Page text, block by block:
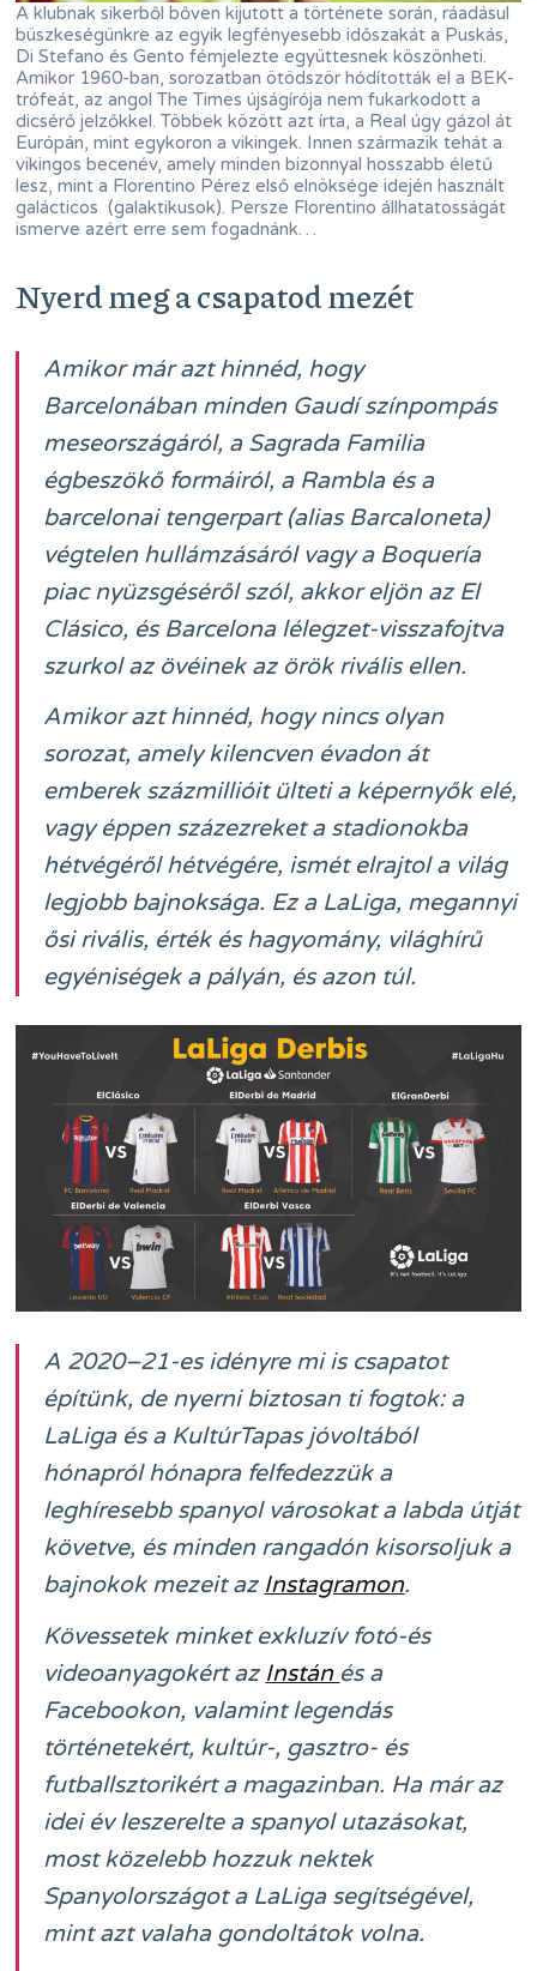
A klubnak sikerből bőven kijutott a története során, ráadásul
büszkeségünkre az egyik legfényesebb időszakát a Puskás,
Di Stefano és Gento fémjelezte együttesnek köszönheti.
Amikor 1960-ban, sorozatban ötödször hódították el a BEK-
trófeát, az angol The Times újságírója nem fukarkodott a
dicsérő jelzőkkel. Többek között azt írta, a Real úgy gázol át
Európán, mint egykoron a vikingek. Innen származik tehát a
vikingos becenév, amely minden bizonnyal hosszabb életű
lesz, mint a Florentino Pérez első elnöksége idején használt
galácticos (galaktikusok). Persze Florentino állhatatosságát
ismerve azért erre sem fogadnánk…
Nyerd meg a csapatod mezét
Amikor már azt hinnéd, hogy
Barcelonában minden Gaudí színpompás
meseországáról, a Sagrada Familia
égbeszökő formáiról, a Rambla és a
barcelonai tengerpart (alias Barcaloneta)
végtelen hullámzásáról vagy a Boquería
piac nyüzsgéséről szól, akkor eljön az El
Clásico, és Barcelona lélegzet-visszafojtva
szurkol az övéinek az örök rivális ellen.
Amikor azt hinnéd, hogy nincs olyan
sorozat, amely kilencven évadon át
emberek százmillióit ülteti a képernyők elé,
vagy éppen százezreket a stadionokba
hétvégéről hétvégére, ismét elrajtol a világ
legjobb bajnoksága. Ez a LaLiga, megannyi
ősi rivális, érték és hagyomány, világhírű
egyéniségek a pályán, és azon túl.
A 2020–21-es idényre mi is csapatot
építünk, de nyerni biztosan ti fogtok: a
LaLiga és a KultúrTapas jóvoltából
hónapról hónapra felfedezzük a
leghíresebb spanyol városokat a labda útját
követve, és minden rangadón kisorsoljuk a
bajnokok mezeit az Instagramon.
Kövessetek minket exkluzív fotó-és
videoanyagokért az Instán és a
Facebookon, valamint legendás
történetekért, kultúr-, gasztro- és
futballsztorikért a magazinban. Ha már az
idei év leszerelte a spanyol utazásokat,
most közelebb hozzuk nektek
Spanyolországot a LaLiga segítségével,
mint azt valaha gondoltátok volna.